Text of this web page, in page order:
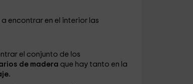
a encontrar en el interior las
el conjunto de los
de madera que hay tanto en la